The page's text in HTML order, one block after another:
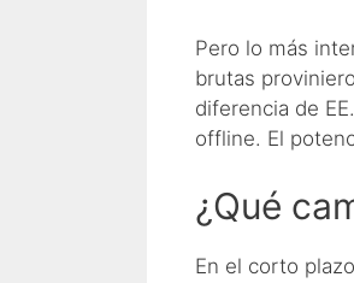
Pero lo más
brutas
diferencia de
offline. El
¿Qué
En el corto